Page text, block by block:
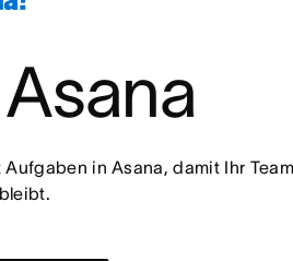
in Asana, damit Ihr